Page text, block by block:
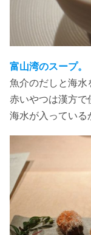
富山湾のスープ。
魚介のだしと海水
赤いやつは漢方で
海水が入っている